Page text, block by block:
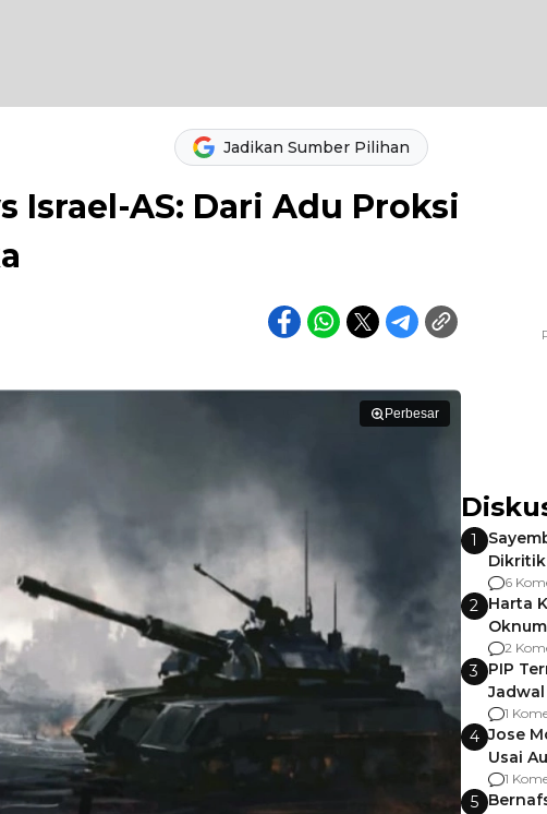
Jadikan Sumber Pilihan
Israel-AS: Dari Adu Proksi
Perbesar
1
Dikritik
6
2 Harta
2
3 PIP
agar
1
4 Jose
Usai
1
5